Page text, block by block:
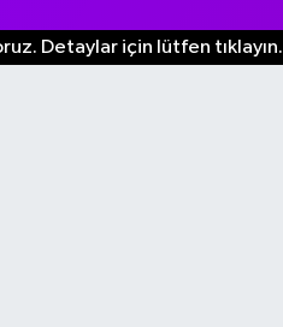
Detaylar için lütfen tıklayın.